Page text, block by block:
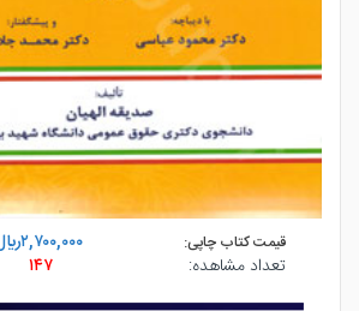
قیمت کتاب چاپی:
۲,۷۰۰,۰۰۰ريال
تعداد مشاهده:
۱۴۷